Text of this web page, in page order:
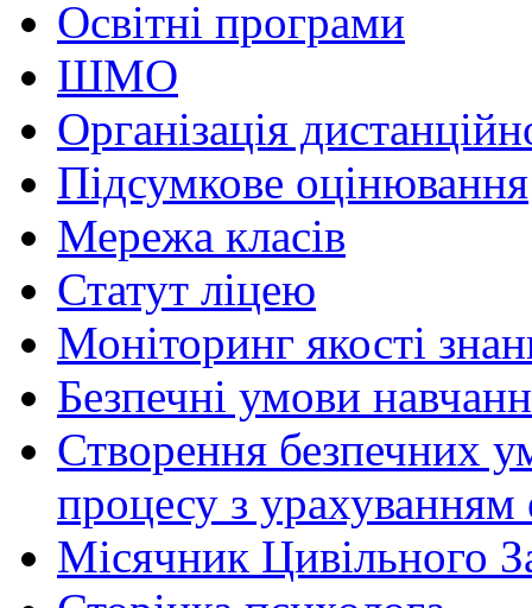
Освітні програми
ШМО
Організація
Підсумкове оцінювання
Мережа класів
Статут ліцею
Моніторинг якості
Безпечні умови
Створення безпечних
процесу з урахуванням
Місячник Цивільного